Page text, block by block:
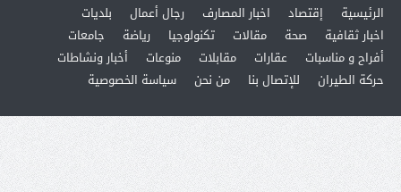
الرئيسية
إقتصاد اخبار المصارف رجال أعمال
بلديات
اخبار ثقافية
صحة مقالات تكنولوجيا رياضة
جامعات
أفراح و مناسبات
عقارات مقابلات منوعات
أخبار ونشاطات
حركة الطيران
للإتصال بنا من نحن سياسة الخصوصية